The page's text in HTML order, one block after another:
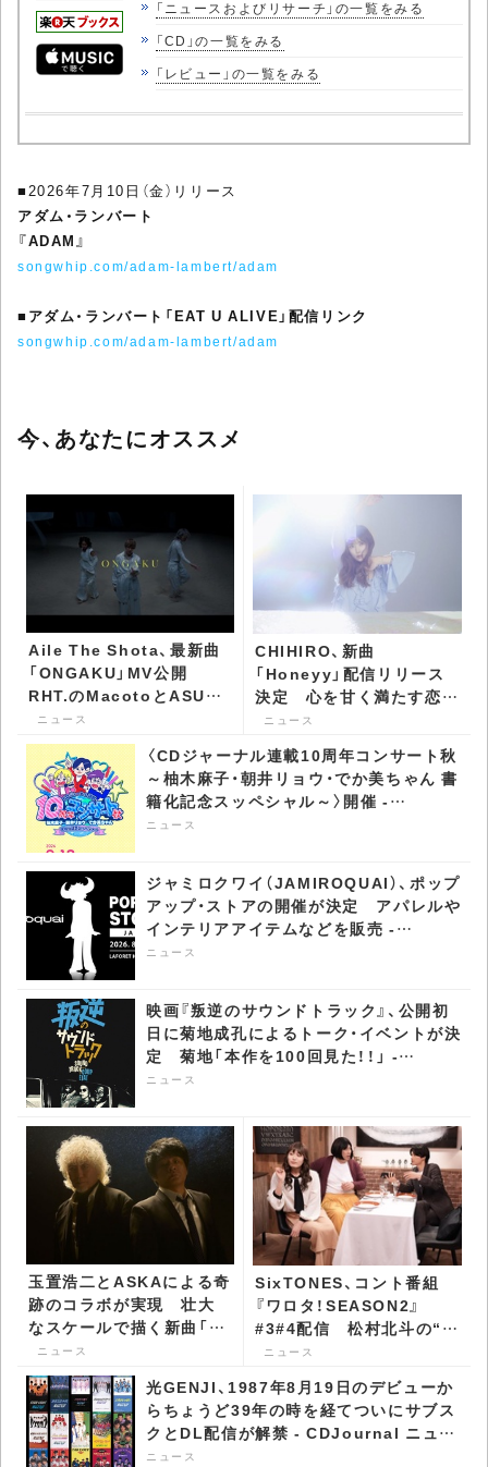
「ニュースおよびリサーチ」の一覧をみる
「CD」の一覧をみる
「レビュー」の一覧をみる
■2026年7月10日（金）リリース
アダム・ランバート
『ADAM』
songwhip.com/adam-lambert/adam
■ アダム・ランバート「EAT U ALIVE」配信リンク
songwhip.com/adam-lambert/adam
今、あなたにオススメ
Aile The Shota、最新曲
「ONGAKU」MV公開
RHT.のMacotoとASUPI
が振付を担当 -
CDJournal ニュース
ニュース
CHIHIRO、新曲
「Honeyy」配信リリース
決定 心を甘く満たす恋愛
ソング - CDJournal ニュ
ース
ニュース
〈CDジャーナル連載10周年コンサート秋
～柚木麻子・朝井リョウ・でか美ちゃん 書
籍化記念スッペシャル～〉開催 -
CDJournal ニュース
ニュース
ジャミロクワイ（JAMIROQUAI）、ポップ
アップ・ストアの開催が決定 アパレルや
インテリアアイテムなどを販売 -
CDJournal ニュース
ニュース
映画『叛逆のサウンドトラック』、公開初
日に菊地成孔によるトーク・イベントが決
定 菊地「本作を100回見た！！」 -
CDJournal ニュース
ニュース
玉置浩二とASKAによる奇
跡のコラボが実現 壮大
なスケールで描く新曲「音
銀河」リリース決定 -
CDJournal ニュース
ニュース
SixTONES、コント番組
『ワロタ！SEASON2』
#3#4配信 松村北斗の“あ
る表情”に大盛り上がり -
ニュース
光GENJI、1987年8月19日のデビューか
らちょうど39年の時を経てついにサブス
クとDL配信が解禁 - CDJournal ニュー
ス
ニュース